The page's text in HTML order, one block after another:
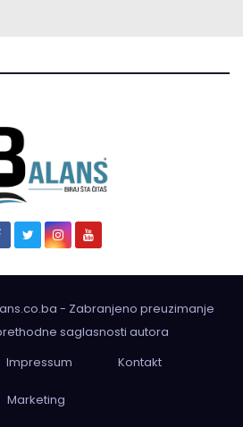
- Zabranjeno preuzimanje
saglasnosti autora
Impressum Kontakt
Marketing